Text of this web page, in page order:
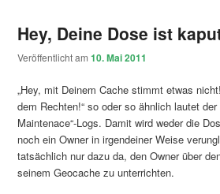
Hey, Deine Dose ist
Veröffentlicht am10. Mai 2011
„Hey, mit Deinem Cache stimmt etwas
dem Rechten!“ so oder so ähnlich lautet der
Maintenace“-Logs. Damit wird weder die
noch ein Owner in irgendeiner Weise
tatsächlich nur dazu da, den Owner über
seinem Geocache zu unterrichten.